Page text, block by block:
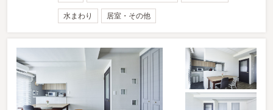
水まわり 居室・その他